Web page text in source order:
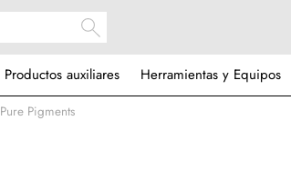
Productos auxiliares Herramientas y Equipos
Pure Pigments